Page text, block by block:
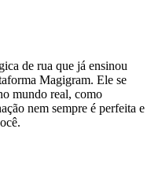
de rua que já ensinou
Magigram. Ele se
mundo real, como
nem sempre é perfeita e